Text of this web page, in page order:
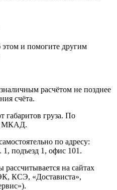
этом и помогите другим
расчётом не позднее
счёта.
габаритов груза. По
МКАД.
по адресу:
подъезд 1, офис 101.
на сайтах
КСЭ, «Достависта»,